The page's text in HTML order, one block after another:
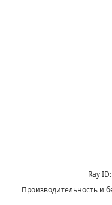
Ray ID:
Производительность и